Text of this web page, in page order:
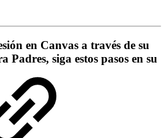
en Canvas a través de su
Padres, siga estos pasos en su